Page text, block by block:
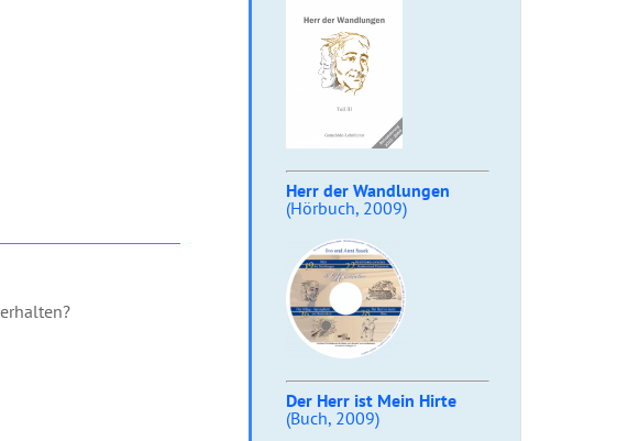
Herr der Wandlungen
(Hörbuch, 2009)
Der Herr ist Mein Hirte
(Buch, 2009)